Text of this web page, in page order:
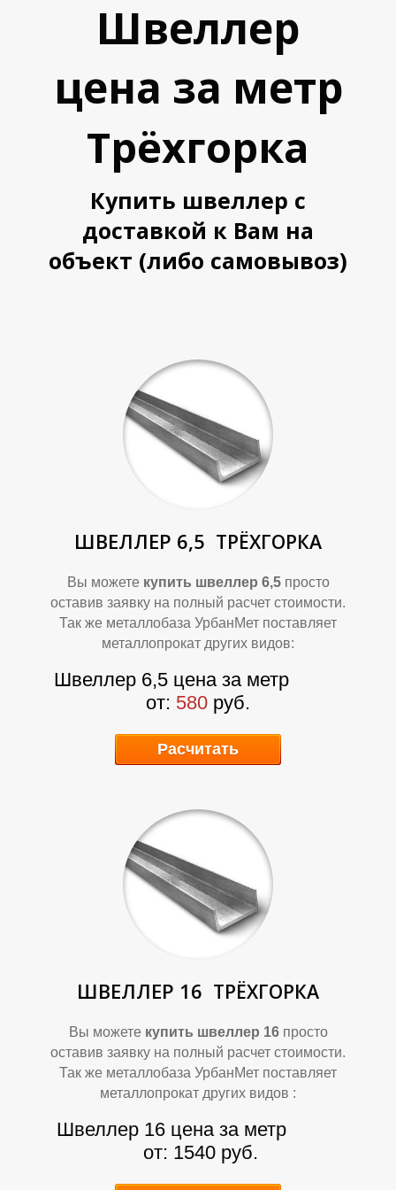
Л
Л
О
П
Швеллер
цена за метр
Трёхгорка
Купить швеллер с
доставкой к Вам на
объект (либо самовывоз)
ШВЕЛЛЕР 6,5 ТРЁХГОРКА
Вы можете купить швеллер 6,5 просто
оставив заявку на полный расчет стоимости.
Так же металлобаза УрбанМет поставляет
металлопрокат других видов:
Швеллер 6,5 цена за метр
от: 580 руб.
Расчитать
ШВЕЛЛЕР 16 ТРЁХГОРКА
Вы можете купить швеллер 16 просто
оставив заявку на полный расчет стоимости.
Так же металлобаза УрбанМет поставляет
металлопрокат других видов :
Швеллер 16 цена за метр
от: 1540 руб.
Л
Л
О
П